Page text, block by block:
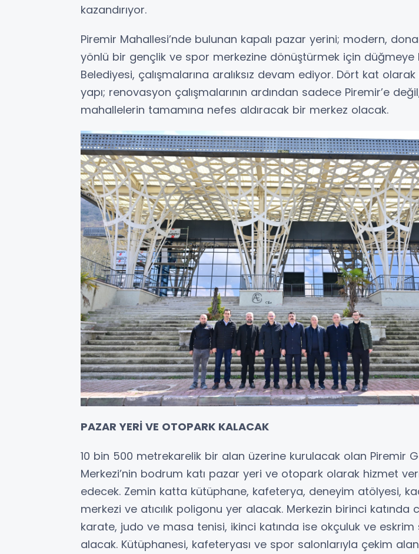
kazandırıyor.
Piremir Mahallesi’nde bulunan kapalı pazar yerini; modern,
yönlü bir gençlik ve spor merkezine dönüştürmek için düğmeye
Belediyesi, çalışmalarına aralıksız devam ediyor. Dört kat
yapı; renovasyon çalışmalarının ardından sadece Piremir’e
mahallelerin tamamına nefes aldıracak bir merkez olacak.
PAZAR YERİ VE OTOPARK KALACAK
10 bin 500 metrekarelik bir alan üzerine kurulacak olan Piremir
Merkezi’nin bodrum katı pazar yeri ve otopark olarak hizmet
edecek. Zemin katta kütüphane, kafeterya, deneyim atölyesi,
merkezi ve atıcılık poligonu yer alacak. Merkezin birinci katında
karate, judo ve masa tenisi, ikinci katında ise okçuluk ve eskrim
alacak. Kütüphanesi, kafeteryası ve spor salonlarıyla çekim